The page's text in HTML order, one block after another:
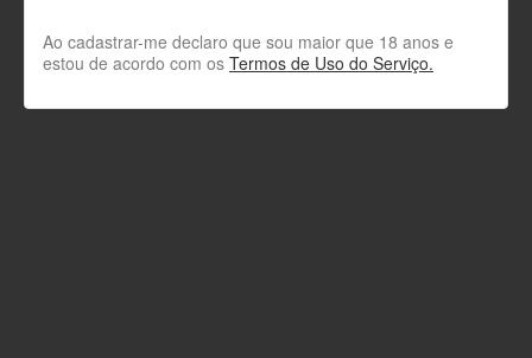
Ao cadastrar-me declaro que sou maior que 18 anos e
estou de acordo com os Termos de Uso do Serviço.